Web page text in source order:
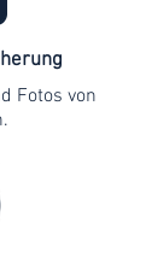
Fotos von